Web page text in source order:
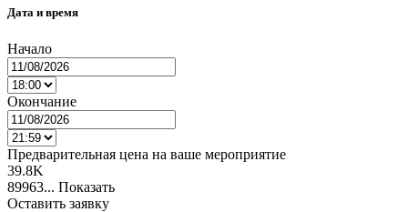
Дата и время
Начало
Окончание
Предварительная цена на ваше мероприятие
39.8K
89963... Показать
Оставить заявку